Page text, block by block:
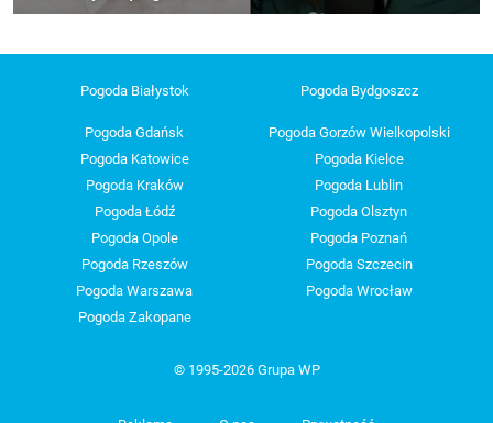
Pogoda Białystok Pogoda Bydgoszcz
Pogoda Gdańsk
Pogoda Gorzów Wielkopolski
Pogoda Katowice
Pogoda Kielce
Pogoda Kraków
Pogoda Lublin
Pogoda Łódź
Pogoda Olsztyn
Pogoda Opole
Pogoda Poznań
Pogoda Rzeszów
Pogoda Szczecin
Pogoda Warszawa
Pogoda Wrocław
Pogoda Zakopane
© 1995-2026 Grupa WP